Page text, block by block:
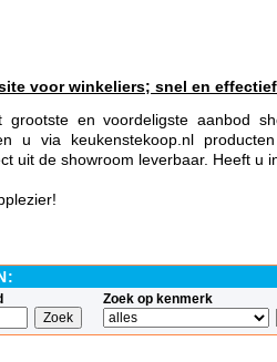
voor winkeliers; snel en
en voordeligste aanbod
u via keukenstekoop.nl
uit de showroom leverbaar. Heeft u
Zoek op kenmerk